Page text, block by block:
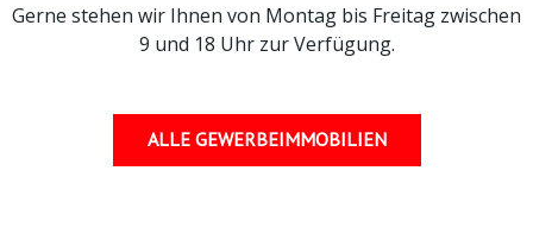
Gerne stehen wir Ihnen von Montag bis Freitag zwischen
9 und 18 Uhr zur Verfügung.
ALLE GEWERBEIMMOBILIEN